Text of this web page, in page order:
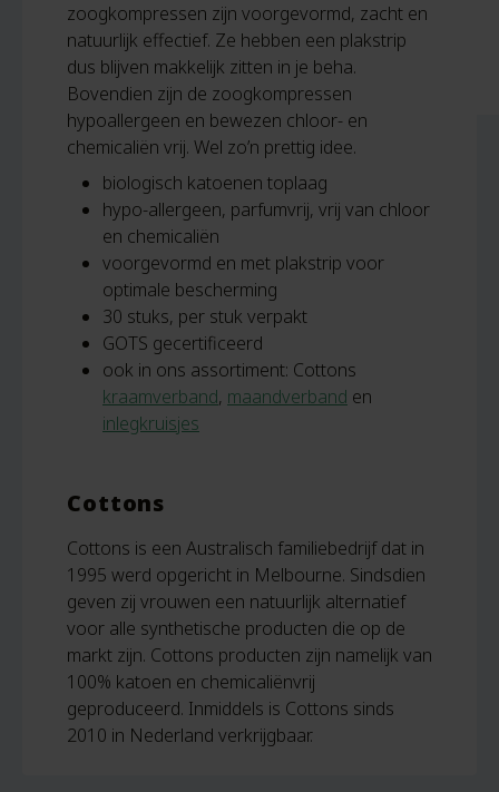
zoogkompressen zijn voorgevormd, zacht en
natuurlijk effectief. Ze hebben een plakstrip
dus blijven makkelijk zitten in je beha.
Bovendien zijn de zoogkompressen
hypoallergeen en bewezen chloor- en
chemicaliën vrij. Wel zo’n prettig idee.
biologisch katoenen toplaag
hypo-allergeen, parfumvrij, vrij van chloor
en chemicaliën
voorgevormd en met plakstrip voor
optimale bescherming
30 stuks, per stuk verpakt
GOTS gecertificeerd
ook in ons assortiment: Cottons
kraamverband, maandverband en
inlegkruisjes
Cottons
Cottons is een Australisch familiebedrijf dat in
1995 werd opgericht in Melbourne. Sindsdien
geven zij vrouwen een natuurlijk alternatief
voor alle synthetische producten die op de
markt zijn. Cottons producten zijn namelijk van
100% katoen en chemicaliënvrij
geproduceerd. Inmiddels is Cottons sinds
2010 in Nederland verkrijgbaar.